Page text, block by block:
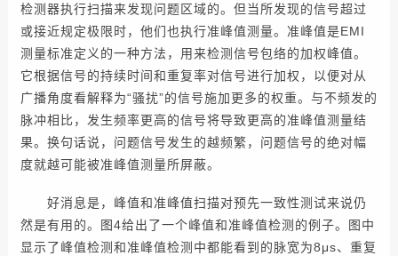
检测器执行扫描来发现问题区域的。但当所发现的信号超过
或接近规定极限时，他们也执行准峰值测量。准峰值是EMI
测量标准定义的一种方法，用来检测信号包络的加权峰值。
它根据信号的持续时间和重复率对信号进行加权，以便对从
广播角度看解释为“骚扰”的信号施加更多的权重。与不频发的
脉冲相比，发生频率更高的信号将导致更高的准峰值测量结
果。换句话说，问题信号发生的越频繁，问题信号的绝对幅
度就越可能被准峰值测量所屏蔽。
好消息是，峰值和准峰值扫描对预先一致性测试来说仍
然是有用的。图4给出了一个峰值和准峰值检测的例子。图中
显示了峰值检测和准峰值检测中都能看到的脉宽为8μs、重复